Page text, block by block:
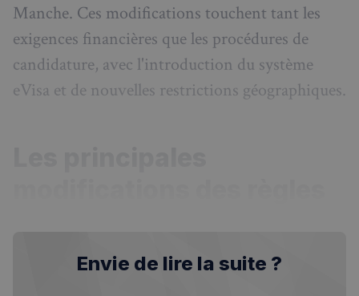
Manche. Ces modifications touchent tant les
exigences financières que les procédures de
candidature, avec l'introduction du système
eVisa et de nouvelles restrictions géographiques.
Envie de lire la suite ?